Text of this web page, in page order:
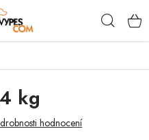
kg
hodnocení